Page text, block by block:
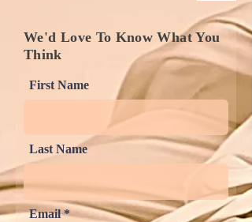
We'd Love To Know What You
Think
First Name
Last Name
Email